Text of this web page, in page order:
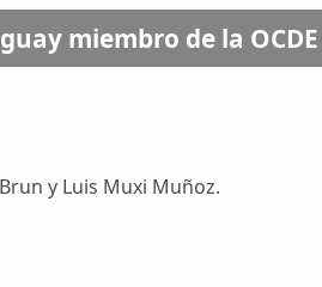
miembro de la
y Luis Muxi Muñoz.